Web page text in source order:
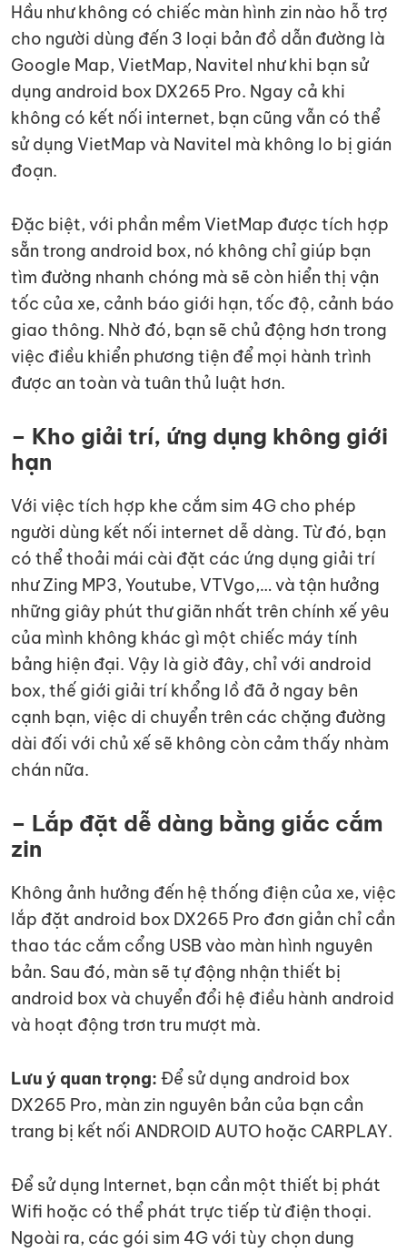
Hầu như không có chiếc màn hình zin nào hỗ trợ
cho người dùng đến 3 loại bản đồ dẫn đường là
Google Map, VietMap, Navitel như khi bạn sử
dụng android box DX265 Pro. Ngay cả khi
không có kết nối internet, bạn cũng vẫn có thể
sử dụng VietMap và Navitel mà không lo bị gián
đoạn.
Đặc biệt, với phần mềm VietMap được tích hợp
sẵn trong android box, nó không chỉ giúp bạn
tìm đường nhanh chóng mà sẽ còn hiển thị vận
tốc của xe, cảnh báo giới hạn, tốc độ, cảnh báo
giao thông. Nhờ đó, bạn sẽ chủ động hơn trong
việc điều khiển phương tiện để mọi hành trình
được an toàn và tuân thủ luật hơn.
– Kho giải trí, ứng dụng không giới
hạn
Với việc tích hợp khe cắm sim 4G cho phép
người dùng kết nối internet dễ dàng. Từ đó, bạn
có thể thoải mái cài đặt các ứng dụng giải trí
như Zing MP3, Youtube, VTVgo,… và tận hưởng
những giây phút thư giãn nhất trên chính xế yêu
của mình không khác gì một chiếc máy tính
bảng hiện đại. Vậy là giờ đây, chỉ với android
box, thế giới giải trí khổng lồ đã ở ngay bên
cạnh bạn, việc di chuyển trên các chặng đường
dài đối với chủ xế sẽ không còn cảm thấy nhàm
chán nữa.
– Lắp đặt dễ dàng bằng giắc cắm
zin
Không ảnh hưởng đến hệ thống điện của xe, việc
lắp đặt android box DX265 Pro đơn giản chỉ cần
thao tác cắm cổng USB vào màn hình nguyên
bản. Sau đó, màn sẽ tự động nhận thiết bị
android box và chuyển đổi hệ điều hành android
và hoạt động trơn tru mượt mà.
Lưu ý quan trọng: Để sử dụng android box
DX265 Pro, màn zin nguyên bản của bạn cần
trang bị kết nối ANDROID AUTO hoặc CARPLAY.
Để sử dụng Internet, bạn cần một thiết bị phát
Wifi hoặc có thể phát trực tiếp từ điện thoại.
Ngoài ra, các gói sim 4G với tùy chọn dung